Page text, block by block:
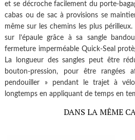
et se décroche facilement du porte-
cabas ou de sac à provisions se
même sur les chemins les plus
sur l’épaule grâce à sa sangle
fermeture imperméable Quick-Seal
La longueur des sangles peut être
bouton-pression, pour être rangées
pendouiller » pendant le trajet à
longtemps en appliquant de temps en
DANS LA MÊME